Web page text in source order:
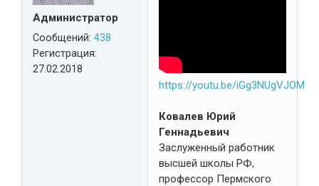
Администратор
Сообщений: 438
Регистрация:
27.02.2018
https://youtu.be/iGg3NUgVJOM
Ковалев Юрий
Геннадьевич
Заслуженный работник
высшей школы РФ,
профессор Пермского